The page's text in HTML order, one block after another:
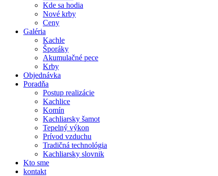
Kde sa hodia
Nové krby
Ceny
Galéria
Kachle
Šporáky
Akumulačné pece
Krby
Objednávka
Poradňa
Postup realizácie
Kachlice
Komín
Kachliarsky šamot
Tepelný výkon
Prívod vzduchu
Tradičná technológia
Kachliarsky slovnik
Kto sme
kontakt